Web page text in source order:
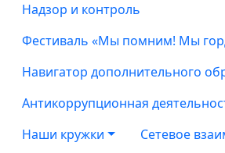
Надзор и контроль
Фестиваль «Мы помним! Мы
Навигатор дополнительного
Антикоррупционная
Наши кружки
Сетевое